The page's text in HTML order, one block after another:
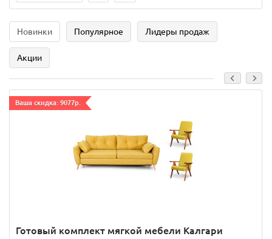
Новинки Популярное Лидеры продаж
Акции
Ваша скидка: 9077р.
Готовый комплект мягкой мебели Калгари